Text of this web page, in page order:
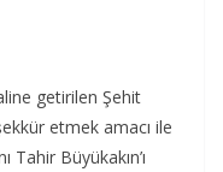
getirilen Şehit
etmek amacı ile
Büyükakın’ı